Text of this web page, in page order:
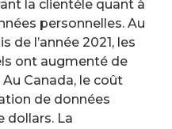
la clientèle quant à
personnelles. Au
de l’année 2021, les
ont augmenté de
Au Canada, le coût
de données
dollars. La